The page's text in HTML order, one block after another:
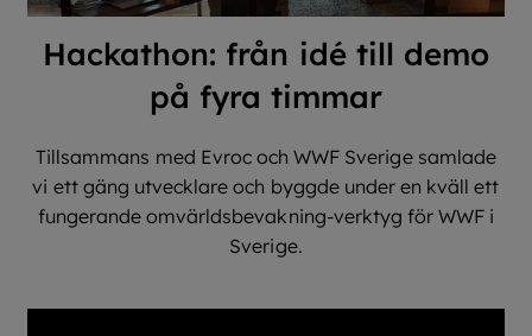
Hackathon: från idé till demo
på fyra timmar
Tillsammans med Evroc och WWF Sverige samlade
vi ett gäng utvecklare och byggde under en kväll ett
fungerande omvärldsbevakning-verktyg för WWF i
Sverige.